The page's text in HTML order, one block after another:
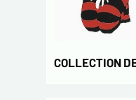
COLLECTION